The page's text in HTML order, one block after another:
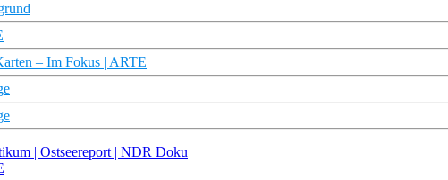
– Im Fokus | ARTE
| Ostseereport | NDR Doku